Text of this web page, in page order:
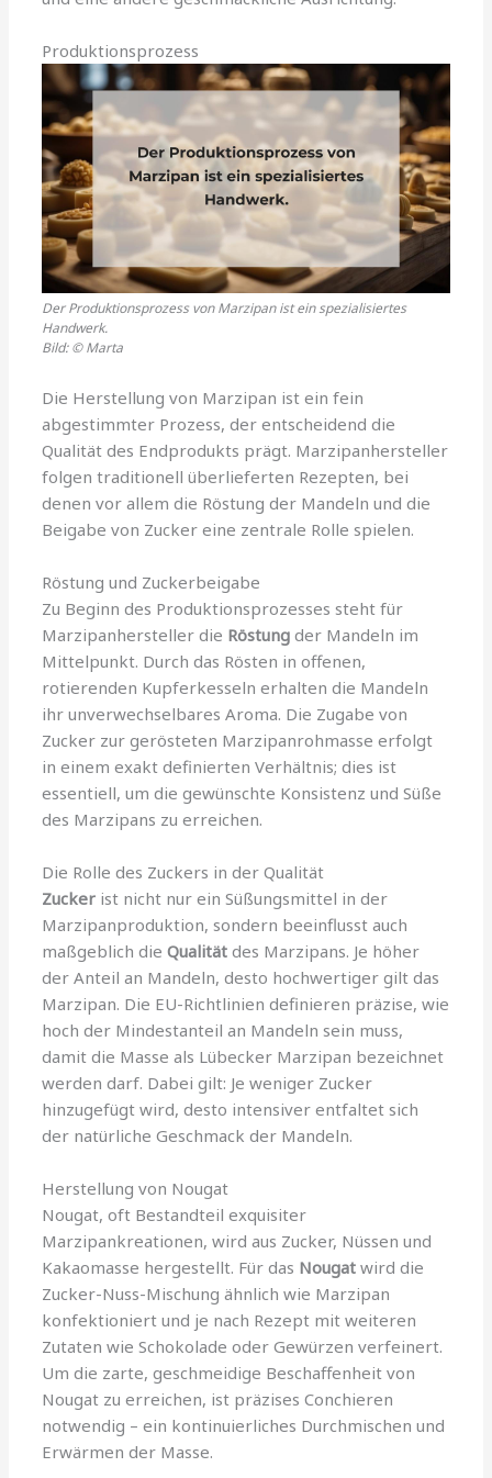
Produktionsprozess
Der Produktionsprozess von Marzipan ist ein spezialisiertes
Handwerk.
Bild: © Marta
Die Herstellung von Marzipan ist ein fein
abgestimmter Prozess, der entscheidend die
Qualität des Endprodukts prägt. Marzipanhersteller
folgen traditionell überlieferten Rezepten, bei
denen vor allem die Röstung der Mandeln und die
Beigabe von Zucker eine zentrale Rolle spielen.
Röstung und Zuckerbeigabe
Zu Beginn des Produktionsprozesses steht für
Marzipanhersteller die Röstung der Mandeln im
Mittelpunkt. Durch das Rösten in offenen,
rotierenden Kupferkesseln erhalten die Mandeln
ihr unverwechselbares Aroma. Die Zugabe von
Zucker zur gerösteten Marzipanrohmasse erfolgt
in einem exakt definierten Verhältnis; dies ist
essentiell, um die gewünschte Konsistenz und Süße
des Marzipans zu erreichen.
Die Rolle des Zuckers in der Qualität
Zucker ist nicht nur ein Süßungsmittel in der
Marzipanproduktion, sondern beeinflusst auch
maßgeblich dieQualität des Marzipans. Je höher
der Anteil an Mandeln, desto hochwertiger gilt das
Marzipan. Die EU-Richtlinien definieren präzise, wie
hoch der Mindestanteil an Mandeln sein muss,
damit die Masse als Lübecker Marzipan bezeichnet
werden darf. Dabei gilt: Je weniger Zucker
hinzugefügt wird, desto intensiver entfaltet sich
der natürliche Geschmack der Mandeln.
Herstellung von Nougat
Nougat, oft Bestandteil exquisiter
Marzipankreationen, wird aus Zucker, Nüssen und
Kakaomasse hergestellt. Für das Nougat wird die
Zucker-Nuss-Mischung ähnlich wie Marzipan
konfektioniert und je nach Rezept mit weiteren
Zutaten wie Schokolade oder Gewürzen verfeinert.
Um die zarte, geschmeidige Beschaffenheit von
Nougat zu erreichen, ist präzises Conchieren
notwendig – ein kontinuierliches Durchmischen und
Erwärmen der Masse.